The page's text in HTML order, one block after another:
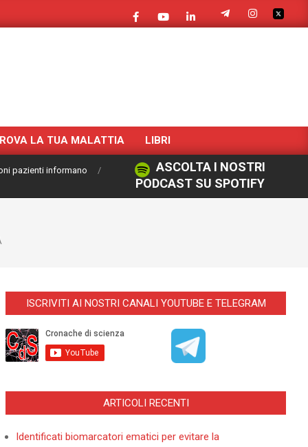
LA TUA MALATTIA LIBRI
pazienti informano
ASCOLTA I NOSTRI
PODCAST SU SPOTIFY
ISCRIVITI AI NOSTRI CANALI YOUTUBE E TELEGRAM
ARTICOLI RECENTI
Identificati biomarcatori ematici per evitare la